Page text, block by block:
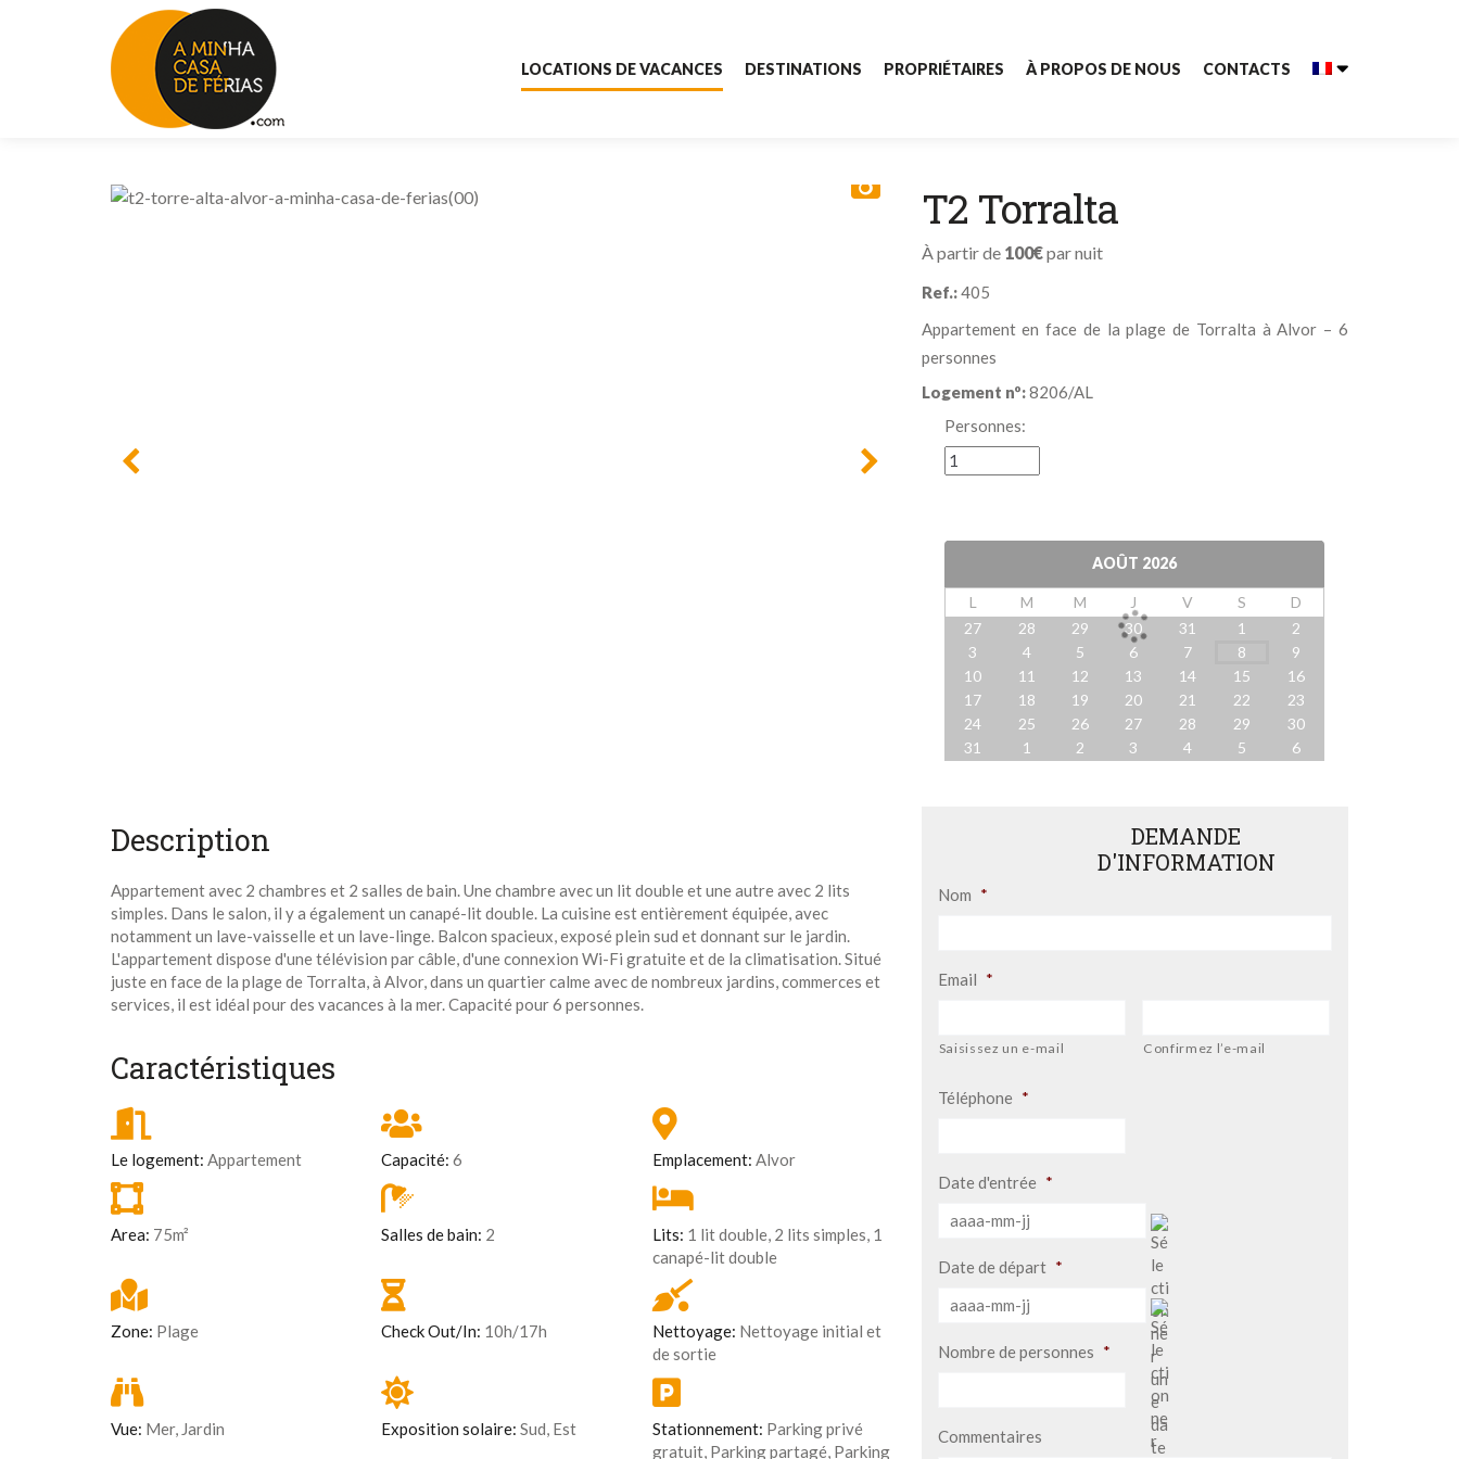
LOCATIONS DE VACANCES DESTINATIONS PROPRIÉTAIRES À PROPOS DE NOUS CONTACTS
pour :
T2 Torralta
À partir de 100€par nuit
Ref.:405
Appartement en face de la plage de Torralta à Alvor – 6
personnes
Logement nº:8206/AL
Personnes:
AOÛT 2026
L M M J V S
D
27
28 29 30 31 1
2
3
4 5 6 7 8
9
10
11 12 13 14 15
16
17
18 19 20 21 22
23
24
25 26 27 28 29
30
31
1 2 3 4 5 6
DEMANDE
D'INFORMATION
Nom *
Email *
Saisissez un e-mail Confirmez l’e-mail
Téléphone *
Date d'entrée *
-
-
JJ
Date de départ *
AAAA
-
-
Nombre de personnes *
Commentaires
Description
Appartement avec 2 chambres et 2 salles de bain. Une chambre avec un lit double et une autre avec 2 lits
simples. Dans le salon, il y a également un canapé-lit double. La cuisine est entièrement équipée, avec
notamment un lave-vaisselle et un lave-linge. Balcon spacieux, exposé plein sud et donnant sur le jardin.
L'appartement dispose d'une télévision par câble, d'une connexion Wi-Fi gratuite et de la climatisation. Situé
juste en face de la plage de Torralta, à Alvor, dans un quartier calme avec de nombreux jardins, commerces et
services, il est idéal pour des vacances à la mer. Capacité pour 6 personnes.
Caractéristiques
Le logement: Appartement Capacité: 6 Emplacement: Alvor
Area: 75m² Salles de bain: 2 Lits: 1 lit double, 2 lits simples, 1
canapé-lit double
Zone: Plage Check Out/In: 10h/17h Nettoyage: Nettoyage initial et
de sortie
Vue: Mer, Jardin Exposition solaire: Sud, Est Stationnement: Parking privé
gratuit, Parking partagé, Parking